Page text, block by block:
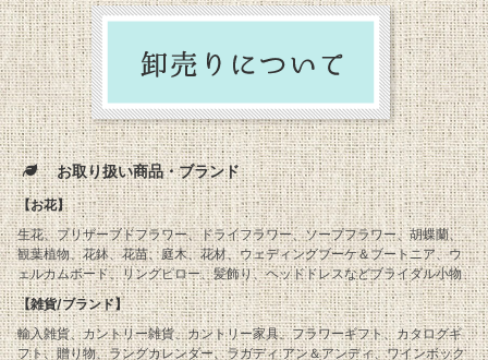
お取り扱い商品・ブランド
【お花】
生花、プリザーブドフラワー、ドライフラワー、ソープフラワー、胡蝶蘭、
観葉植物、花鉢、花苗、庭木、花材、ウェディングブーケ＆ブートニア、ウ
ェルカムボード、リングピロー、髪飾り、ヘッドドレスなどブライダル小物
【雑貨/ブランド】
輸入雑貨、カントリー雑貨、カントリー家具、フラワーギフト、カタログギ
フト、贈り物、ラングカレンダー、ラガディ アン＆アンディ、ワインボック